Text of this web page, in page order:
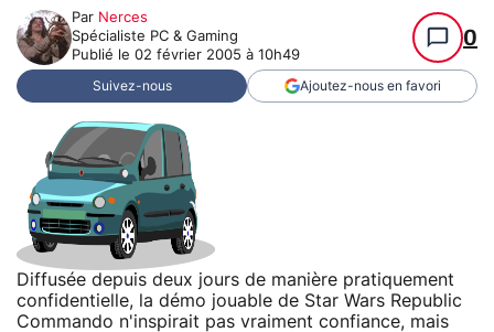
Par Nerces
Spécialiste PC & Gaming
Publié le 02 février 2005 à 10h49
0
Suivez-nous Ajoutez-nous en favori
Diffusée depuis deux jours de manière pratiquement
confidentielle, la démo jouable de Star Wars Republic
Commando n'inspirait pas vraiment confiance, mais